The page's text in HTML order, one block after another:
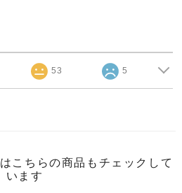
53 5
こちらの商品もチェックして
います